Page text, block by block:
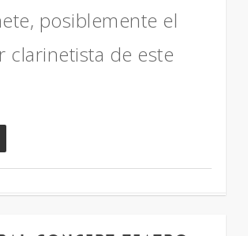
posiblemente el
clarinetista de este